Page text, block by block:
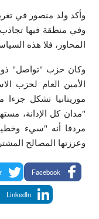
وأكد ولد منصور في
وفي منطقة فيها تجاذب
المحاور، فلا هذه
وكان حزب "تواصل" ذو
الأمين العام لحزب
موريتانيا تشكل
"مدان كل الإدانة،
مردفا أنه "سيء
وعززتها المصالح
Facebook
LinkedIn